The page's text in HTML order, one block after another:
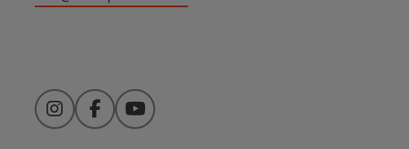
InstagramFacebookYouTube